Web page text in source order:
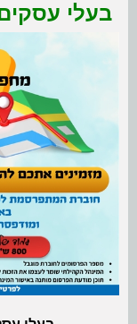
בעלי